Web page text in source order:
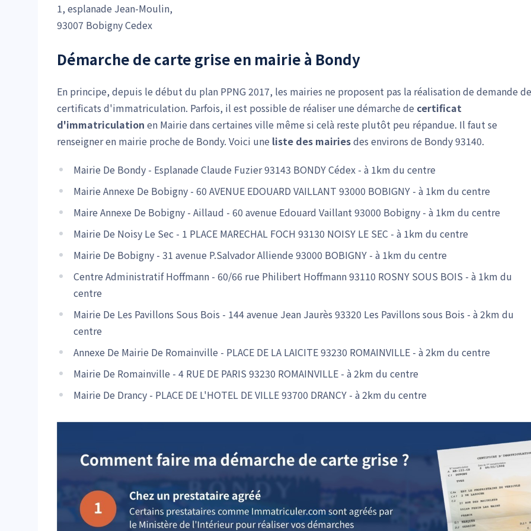
1, esplanade Jean-Moulin,
93007 Bobigny Cedex
Démarche de carte grise en mairie à Bondy
En principe, depuis le début du plan PPNG 2017, les mairies ne proposent pas la réalisation de demande de
certificats d'immatriculation. Parfois, il est possible de réaliser une démarche de certificat
d'immatriculation en Mairie dans certaines ville même si celà reste plutôt peu répandue. Il faut se
renseigner en mairie proche de Bondy. Voici une liste des mairiesdes environs de Bondy 93140.
Mairie De Bondy - Esplanade Claude Fuzier 93143 BONDY Cédex - à 1km du centre
Mairie Annexe De Bobigny - 60 AVENUE EDOUARD VAILLANT 93000 BOBIGNY - à 1km du centre
Maire Annexe De Bobigny - Aillaud - 60 avenue Edouard Vaillant 93000 Bobigny - à 1km du centre
Mairie De Noisy Le Sec - 1 PLACE MARECHAL FOCH 93130 NOISY LE SEC - à 1km du centre
Mairie De Bobigny - 31 avenue P.Salvador Alliende 93000 BOBIGNY - à 1km du centre
Centre Administratif Hoffmann - 60/66 rue Philibert Hoffmann 93110 ROSNY SOUS BOIS - à 1km du
centre
Mairie De Les Pavillons Sous Bois - 144 avenue Jean Jaurès 93320 Les Pavillons sous Bois - à 2km du
centre
Annexe De Mairie De Romainville - PLACE DE LA LAICITE 93230 ROMAINVILLE - à 2km du centre
Mairie De Romainville - 4 RUE DE PARIS 93230 ROMAINVILLE - à 2km du centre
Mairie De Drancy - PLACE DE L'HOTEL DE VILLE 93700 DRANCY - à 2km du centre